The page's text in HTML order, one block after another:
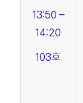
13:50 –
14:20
103호